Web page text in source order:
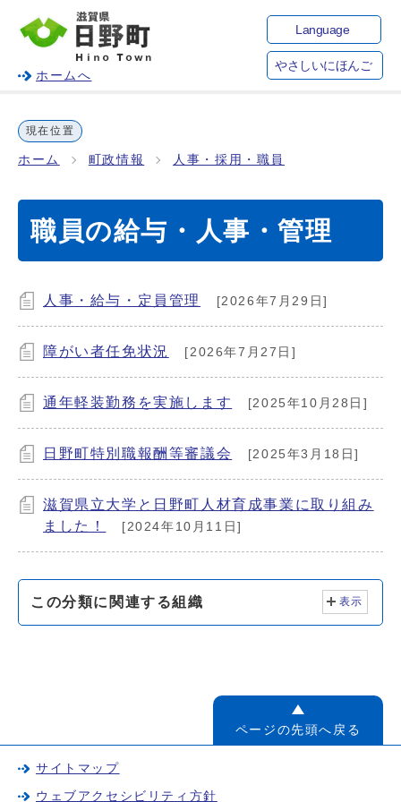
ホームへ
Language
やさしいにほんご
現在位置
ホーム 町政情報 人事・採用・職員
職員の給与・人事・管理
人事・給与・定員管理 [2026年7月29日]
障がい者任免状況 [2026年7月27日]
通年軽装勤務を実施します [2025年10月28日]
日野町特別職報酬等審議会 [2025年3月18日]
滋賀県立大学と日野町人材育成事業に取り組み
ました！
[2024年10月11日]
この分類に関連する組織 表示
ページの先頭へ戻る
サイトマップ
ウェブアクセシビリティ方針